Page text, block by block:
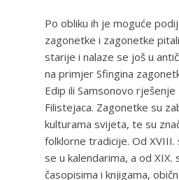
Po obliku ih je moguće
zagonetke i zagonetke
starije i nalaze se još u
na primjer Sfingina
Edip ili Samsonovo
Filistejaca. Zagonetke su
kulturama svijeta, te su
folklorne tradicije. Od
se u kalendarima, a od XIX.
časopisima i knjigama,